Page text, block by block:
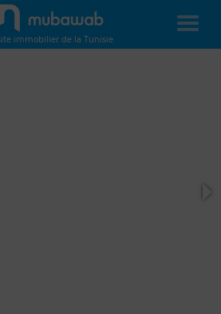
immobilier de la Tunisie